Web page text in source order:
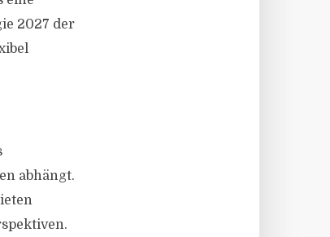
2027 der
abhängt.